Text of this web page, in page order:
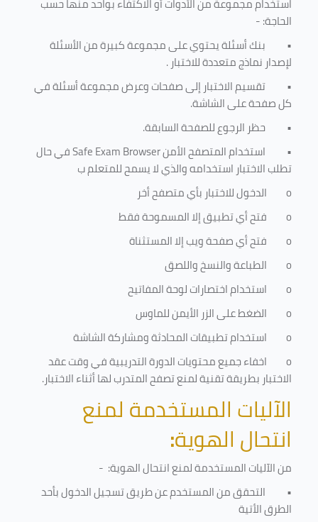
الحاجة: -
• بنك أسئلة يحتوي على مجموعة كبيرة من الأسئلة
لإصدار نماذج متعددة للاختبار.
• تقسيم الاختبار إلى صفحات وعرض مجموعة أسئلة في
كل صفحة على الشاشة.
• حظر الرجوع للصفحة السابقة.
• استخدام المتصفح الأمنSafe Exam Browserفي حال
تطلب الاختبار استخدامه والذي لا يسمح للمتعلم ب
o
الدخول للاختبار بأي متصفح أخر
o
فتح أي تطبيق إلا المسموحة فقط
o
فتح أي صفحة ويب إلا المستثناة
o
الطباعة والنسخ واللصق
o
استخدام اختصارات لوحة المفاتيح
o
الضغط على الزر الأيمن للماوس
o
استخدام تطبيقات المحادثة ومشاركة الشاشة
o
اخفاء جميع محتويات الدورة التدريبية في وقت عقد
الاختبار بطريقة تقنية لمنع تصفح المتدرب لها أثناء الاختبار.
الآليات المستخدمة لمنع
انتحال الهوية:
من الآليات المستخدمة لمنعانتحال الهوية: -
• التحقق من المستخدم عن طريق تسجيل الدخول بأحد
الطرق الأتية